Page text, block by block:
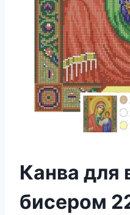
Канва для
бисером